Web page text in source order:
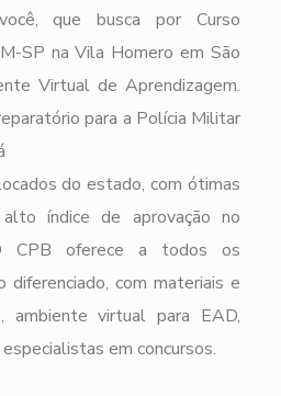
que busca por Curso
SP na Vila Homero em São
Virtual de Aprendizagem.
para a Polícia Militar
do estado, com ótimas
índice de aprovação no
CPB oferece a todos os
diferenciado, com materiais e
ambiente virtual para EAD,
em concursos.